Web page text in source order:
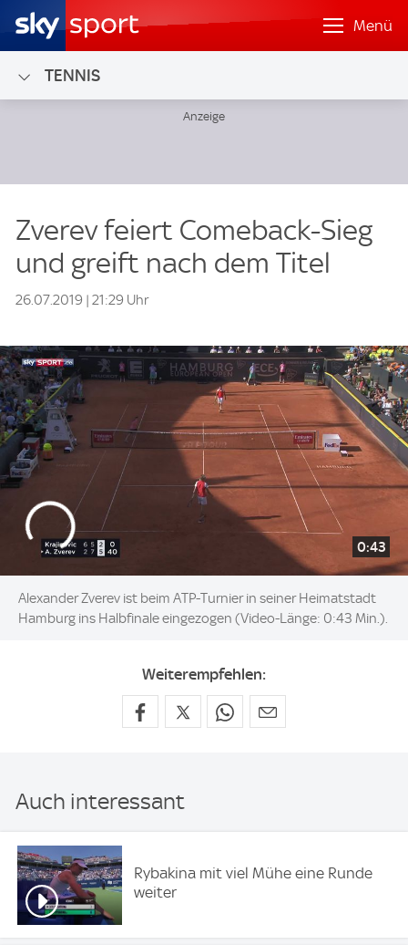
Menü
TENNIS
Zverev feiert Comeback-Sieg
und greift nach dem Titel
26.07.2019 | 21:29 Uhr
0:43
Alexander Zverev ist beim ATP-Turnier in seiner Heimatstadt
Hamburg ins Halbfinale eingezogen (Video-Länge: 0:43 Min.).
Weiterempfehlen:
Auch interessant
Rybakina mit viel Mühe eine Runde
weiter